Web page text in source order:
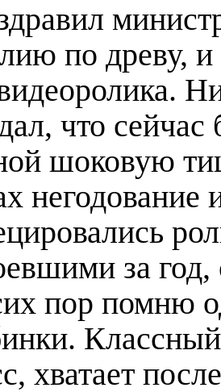
по древу, и
что сейчас
шоковую
негодование
за
пор помню
хватает